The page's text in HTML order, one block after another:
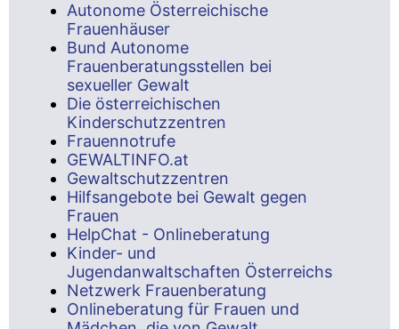
Autonome Österreichische
Frauenhäuser
Bund Autonome
Frauenberatungsstellen bei
sexueller Gewalt
Die österreichischen
Kinderschutzzentren
Frauennotrufe
GEWALTINFO.at
Gewaltschutzzentren
Hilfsangebote bei Gewalt gegen
Frauen
HelpChat - Onlineberatung
Kinder- und
Jugendanwaltschaften Österreichs
Netzwerk Frauenberatung
Onlineberatung für Frauen und